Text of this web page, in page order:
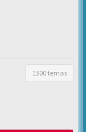
1300 temas